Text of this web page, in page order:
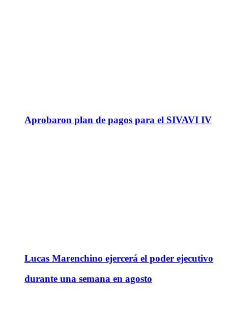
Aprobaron plan de pagos para el SIVAVI IV
Lucas Marenchino ejercerá el poder ejecutivo
durante una semana en agosto